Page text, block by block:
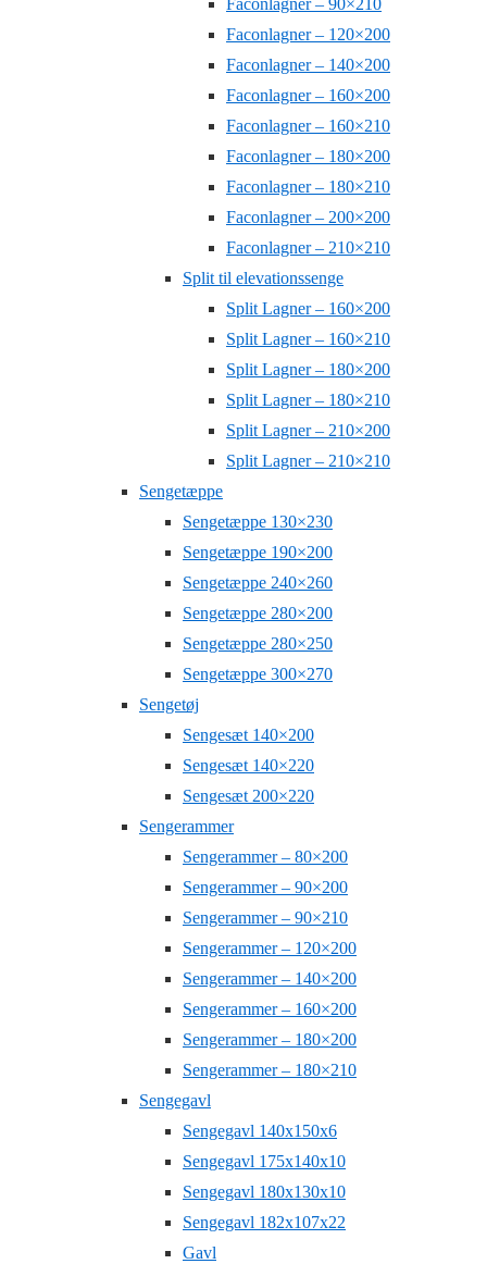
Faconlagner – 90×210
Faconlagner – 120×200
Faconlagner – 140×200
Faconlagner – 160×200
Faconlagner – 160×210
Faconlagner – 180×200
Faconlagner – 180×210
Faconlagner – 200×200
Faconlagner – 210×210
Split til elevationssenge
Split Lagner – 160×200
Split Lagner – 160×210
Split Lagner – 180×200
Split Lagner – 180×210
Split Lagner – 210×200
Split Lagner – 210×210
Sengetæppe
Sengetæppe 130×230
Sengetæppe 190×200
Sengetæppe 240×260
Sengetæppe 280×200
Sengetæppe 280×250
Sengetæppe 300×270
Sengetøj
Sengesæt 140×200
Sengesæt 140×220
Sengesæt 200×220
Sengerammer
Sengerammer – 80×200
Sengerammer – 90×200
Sengerammer – 90×210
Sengerammer – 120×200
Sengerammer – 140×200
Sengerammer – 160×200
Sengerammer – 180×200
Sengerammer – 180×210
Sengegavl
Sengegavl 140x150x6
Sengegavl 175x140x10
Sengegavl 180x130x10
Sengegavl 182x107x22
Gavl